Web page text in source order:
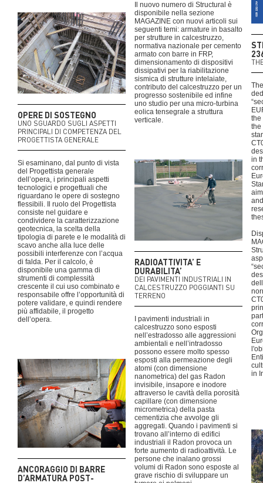
Il nuovo numero di Structural è
disponibile nella sezione
MAGAZINE con nuovi articoli sui
seguenti temi: armature in basalto
per strutture in calcestruzzo,
normativa nazionale per cemento
armato con barre in FRP,
dimensionamento di dispositivi
dissipativi per la riabilitazione
sismica di strutture intelaiate,
contributo del calcestruzzo per un
progresso sostenibile ed infine
uno studio per una micro-turbina
eolica tensegrale a struttura
verticale.
the
the
in
in
OPERE DI SOSTEGNO
UNO SGUARDO SUGLI ASPETTI
PRINCIPALI DI COMPETENZA DEL
PROGETTISTA GENERALE
Si esaminano, dal punto di vista
del Progettista generale
dell’opera, i principali aspetti
tecnologici e progettuali che
riguardano le opere di sostegno
flessibili. Il ruolo del Progettista
consiste nel guidare e
condividere la caratterizzazione
geotecnica, la scelta della
tipologia di parete e le modalità di
scavo anche alla luce delle
possibili interferenze con l’acqua
di falda. Per il calcolo, è
disponibile una gamma di
strumenti di complessità
crescente il cui uso combinato e
responsabile offre l’opportunità di
potere validare, e quindi rendere
più affidabile, il progetto
dell’opera.
RADIOATTIVITA’ E
DURABILITA’
DEI PAVIMENTI INDUSTRIALI IN
CALCESTRUZZO POGGIANTI SU
TERRENO
I pavimenti industriali in
calcestruzzo sono esposti
nell’estradosso alle aggressioni
ambientali e nell’intradosso
possono essere molto spesso
esposti alla permeazione degli
atomi (con dimensione
nanometrica) del gas Radon
invisibile, insapore e inodore
attraverso le cavità della porosità
capillare (con dimensione
micrometrica) della pasta
cementizia che avvolge gli
aggregati. Quando i pavimenti si
trovano all’interno di edifici
industriali il Radon provoca un
forte aumento di radioattività. Le
persone che inalano grossi
volumi di Radon sono esposte al
grave rischio di sviluppare un
ANCORAGGIO DI BARRE
D’ARMATURA POST-